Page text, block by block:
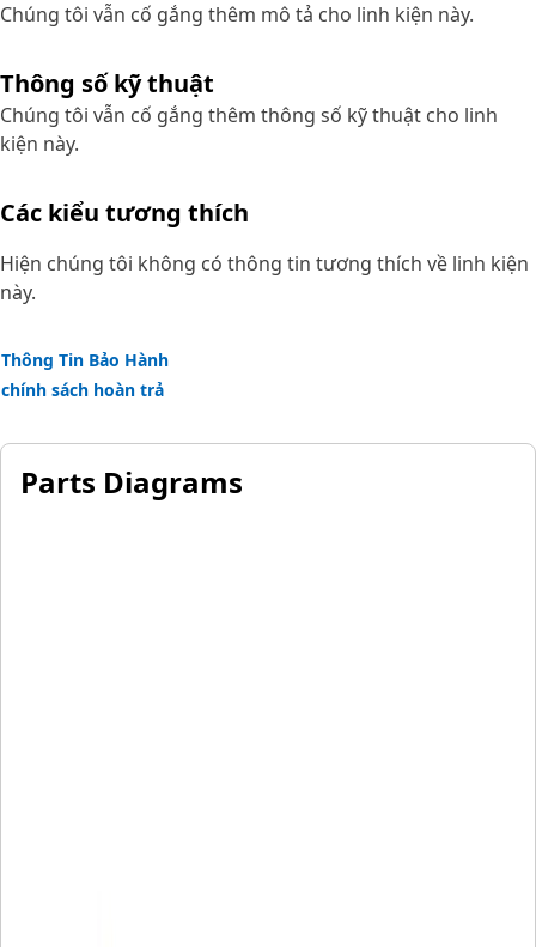
Chúng tôi vẫn cố gắng thêm mô tả cho linh kiện này.
Thông số kỹ thuật
Chúng tôi vẫn cố gắng thêm thông số kỹ thuật cho linh
kiện này.
Các kiểu tương thích
Hiện chúng tôi không có thông tin tương thích về linh kiện
này.
Thông Tin Bảo Hành
chính sách hoàn trả
Parts Diagrams